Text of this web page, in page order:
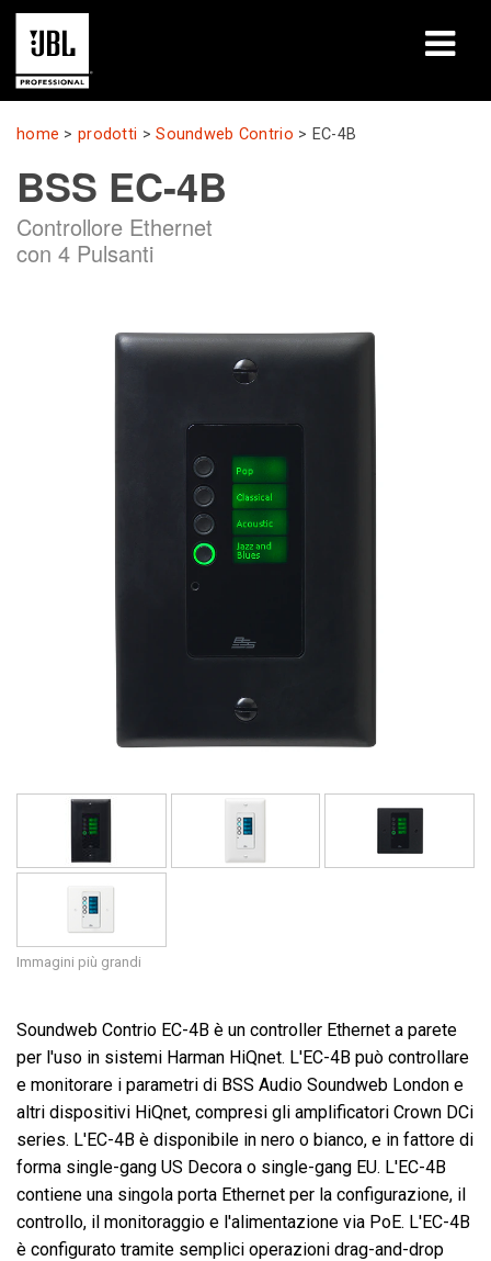
prodotti
Casi di studio
Sessioni di formazione
home >prodotti >Soundweb Contrio > EC-4B
BSS EC-4B
Controllore Ethernet
con 4 Pulsanti
Immagini più grandi
Soundweb Contrio EC-4B è un controller Ethernet a parete
per l'uso in sistemi Harman HiQnet. L'EC-4B può controllare
e monitorare i parametri di BSS Audio Soundweb London e
altri dispositivi HiQnet, compresi gli amplificatori Crown DCi
series. L'EC-4B è disponibile in nero o bianco, e in fattore di
forma single-gang US Decora o single-gang EU. L'EC-4B
contiene una singola porta Ethernet per la configurazione, il
controllo, il monitoraggio e l'alimentazione via PoE. L'EC-4B
è configurato tramite semplici operazioni drag-and-drop